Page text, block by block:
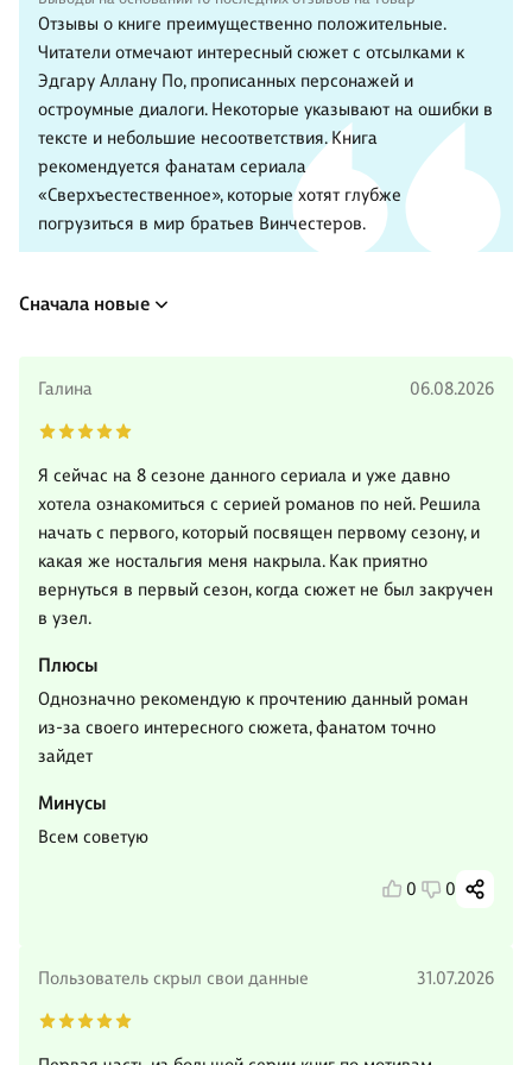
Отзывы о книге преимущественно положительные.
Читатели отмечают интересный сюжет с отсылками к
Эдгару Аллану По, прописанных персонажей и
остроумные диалоги. Некоторые указывают на ошибки в
тексте и небольшие несоответствия. Книга
рекомендуется фанатам сериала
«Сверхъестественное», которые хотят глубже
погрузиться в мир братьев Винчестеров.
Сначала новые
Галина 06.08.2026
Я сейчас на 8 сезоне данного сериала и уже давно
хотела ознакомиться с серией романов по ней. Решила
начать с первого, который посвящен первому сезону, и
какая же ностальгия меня накрыла. Как приятно
вернуться в первый сезон, когда сюжет не был закручен
в узел.
Плюсы
Однозначно рекомендую к прочтению данный роман
из-за своего интересного сюжета, фанатом точно
зайдет
Минусы
Всем советую
0 0
Пользователь скрыл свои данные 31.07.2026